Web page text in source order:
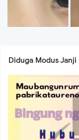
Diduga Modus
Korban Tagih
Ai Komariyah